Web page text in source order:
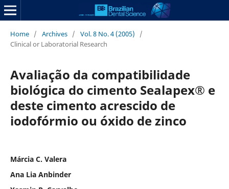
Home / Archives / Vol. 8 No. 4 (2005)
/
Clinical or Laboratorial Research
Avaliação da compatibilidade
biológica do cimento Sealapex® e
deste cimento acrescido de
iodofórmio ou óxido de zinco
Márcia C. Valera
Ana Lia Anbinder